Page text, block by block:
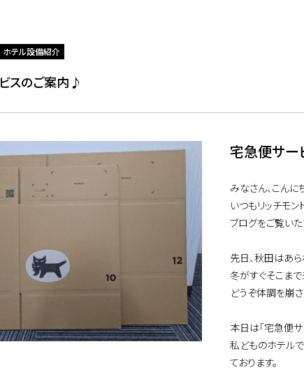
ホテル設備紹介
スのご案内♪
宅急便サー
みなさん、こんに
いつもリッチモ
ブログをご覧い
先日、秋田はあら
冬がすぐそこまで
どうぞ体調を崩
本日は「宅急便サ
私どものホテル
ております。